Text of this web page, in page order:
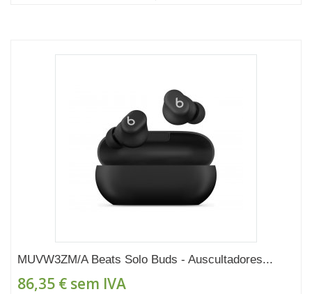
MUVW3ZM/A Beats Solo Buds - Auscultadores...
86,35 € sem IVA